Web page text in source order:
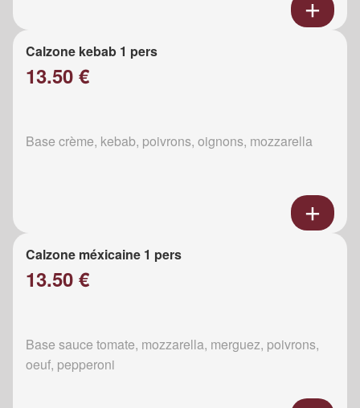
Calzone kebab 1 pers
13.50 €
Base crème, kebab, poivrons, oignons, mozzarella
Calzone méxicaine 1 pers
13.50 €
Base sauce tomate, mozzarella, merguez, poivrons,
oeuf, pepperoni